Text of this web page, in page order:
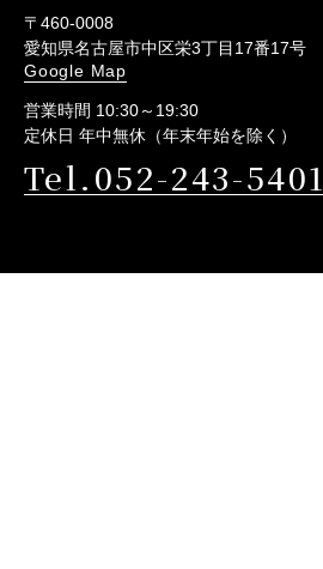
〒460-0008
愛知県名古屋市中区栄3丁目17番17号
Google Map
営業時間 10:30～19:30
定休日 年中無休（年末年始を除く）
Tel.052-243-5401